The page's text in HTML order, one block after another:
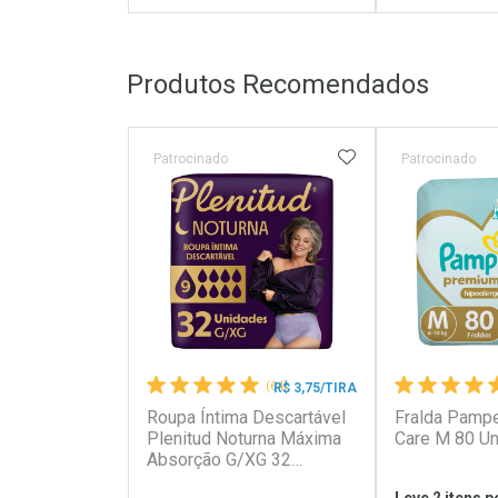
Laboratório
Ativar Desconto
Por Menos
Ativar
Por
Produtos Recomendados
(64)
R$ 3,75/TIRA
Roupa Íntima Descartável
Plenitud Noturna Máxima
Absorção G/XG 32
Patrocinado ADICIONAR AOS
Fralda
Care M 80
Patrocinado